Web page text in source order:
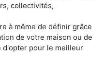
collectivités,
à même de définir grâce
de votre maison ou de
pour le meilleur